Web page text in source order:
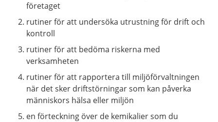
företaget
rutiner för att undersöka utrustning för drift och
kontroll
rutiner för att bedöma riskerna med
verksamheten
rutiner för att rapportera till miljöförvaltningen
när det sker driftstörningar som kan påverka
människors hälsa eller miljön
en förteckning över de kemikalier som du